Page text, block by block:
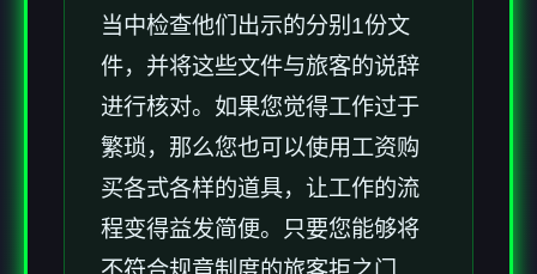
当中检查他们出示的分别1份文
件，并将这些文件与旅客的说辞
进行核对。如果您觉得工作过于
繁琐，那么您也可以使用工资购
买各式各样的道具，让工作的流
程变得益发简便。只要您能够将